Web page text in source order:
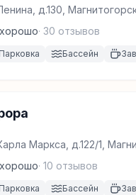
д.130,
· 30 отзывов
Парковка Бассейн
Маркса, д.122/1,
· 10 отзывов
Парковка Бассейн